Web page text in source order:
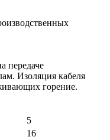
передаче
Изоляция кабеля
горение.
5
16